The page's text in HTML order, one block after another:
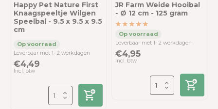
Happy Pet Nature First
Knaagspeeltje Wilgen
Speelbal - 9.5 x 9.5 x 9.5
cm
Leverbaar met 1- 2 werkdagen
€4,49
Incl. btw
JR Farm Weide Hooibal
- Ø 12 cm - 125 gram
Leverbaar met 1- 2 werkdagen
€4,95
Incl. btw